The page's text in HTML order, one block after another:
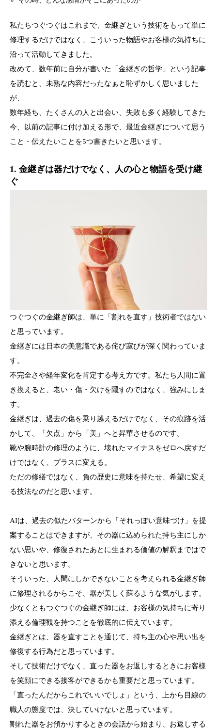
私たちつぐつぐはこれまで、金継ぎという技術をもって単に
修理するだけではなく、こういった物語やお客様の気持ちに
沿って活動してきました。
改めて、数年前に自分が書いた「金継ぎの哲学」という記事
を読むと、未熟な内容だったなぁと恥ずかしく思いました
が、
数年経ち、たくさんの人と出会い、失敗も多く経験してきた
今、以前の記事に付け加える形で、最近金継ぎについて思う
こと・伝えたいことを5つ書きたいと思います。
1. 金継ぎは器だけでなく、人の心と物語を受け継
ぐ
つぐつぐの金継ぎ師は、単に「割れを直す」技術者ではない
と思っています。
金継ぎには日本の美意識である侘び寂びが深く関わっていま
す。
不完全さや経年変化を肯定する考え方です。私たち人間に置
き換えると、老い・傷・欠けを隠すのではなく、強みにしま
す。
金継ぎは、過去の傷を乗り越えるだけでなく、その痕跡を活
かして、「欠点」から「美」へと昇華させるのです。
靴や腕時計の修理のように、壊れたマイナスをゼロへ戻すだ
けではなく、プラスに変える。
ただの修繕ではなく、負の歴史に意味を持たせ、希望に変え
る技法なのだと思います。
AIは、過去の似たパターンから「それっぽい意味づけ」を提
案することはできますが、その器に込められた持ち主にしか
ない思いや、修復されたあとに生まれる価値の解釈まではで
きないと思います。
そういった、人間にしかできないことを考えられる金継ぎ師
に修理されるからこそ、器が美しく蘇るような気がします。
少なくともつぐつぐの金継ぎ師には、お客様の気持ちに寄り
添える倫理観を持つことを徹底的に伝えています。
金継ぎとは、器を直すことを通じて、持ち主の心や思い出を
修復する行為だと思っています。
そして技術だけでなく、直った器をお返しするときにお客様
を笑顔にできる接客ができるかも重要だと思っています。
「直ったんだからこれでいいでしょ」という、上から目線の
職人の態度では、決していけないと思っています。
割れた器をお預かりするときの会話から始まり、お返しする